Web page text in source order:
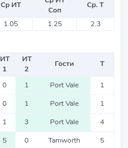
Ср ИТ
Соп
Ср. Т
1.05 1.25 2.3
ИТ
1
ИТ
2
Гости Т
0 1 Port Vale 1
0 1 Port Vale 1
1 3 Port Vale 4
5 0 Tamworth 5